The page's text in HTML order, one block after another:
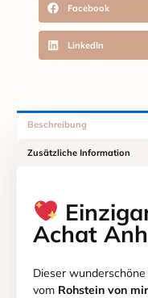
Facebook
LinkedIn
Beschreibung
Zusätzliche Information
Achat
Dieser wunderschöne
vom Rohstein von